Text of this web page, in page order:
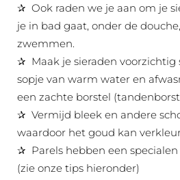
✰ Ook raden we je aan om je
je in bad gaat, onder de
zwemmen.
✰ Maak je sieraden voorzichtig
sopje van warm water en
een zachte borstel
✰ Vermijd bleek en andere
waardoor het goud kan
✰ Parels hebben een
(zie onze tips hieronder)